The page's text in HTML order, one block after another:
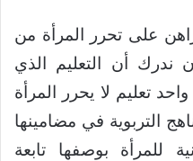
على تحرر المرأة من
ندرك أن التعليم الذي
تعليم لا يحرر المرأة
التربوية في مضامينها
للمرأة بوصفها تابعة